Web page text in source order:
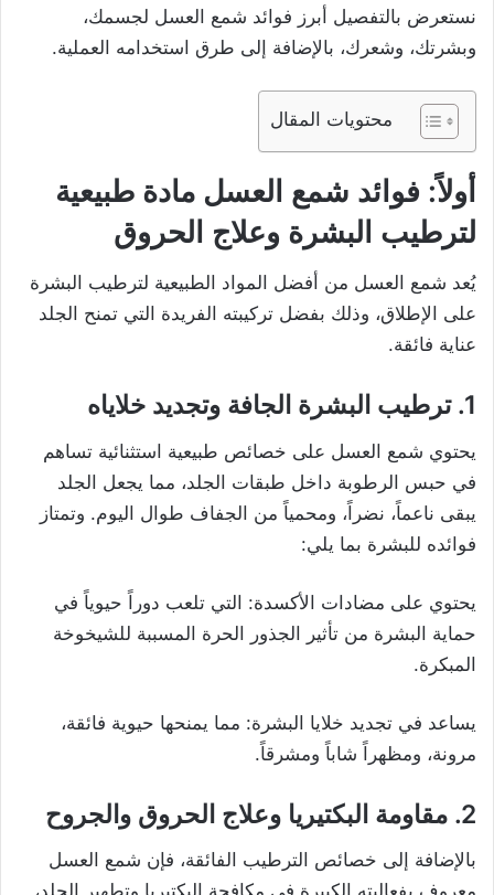
نستعرض بالتفصيل أبرز فوائد شمع العسل لجسمك،
وبشرتك، وشعرك، بالإضافة إلى طرق استخدامه العملية.
محتويات المقال
أولاً: فوائد شمع العسل مادة طبيعية
لترطيب البشرة وعلاج الحروق
يُعد شمع العسل من أفضل المواد الطبيعية لترطيب البشرة
على الإطلاق، وذلك بفضل تركيبته الفريدة التي تمنح الجلد
عناية فائقة.
1. ترطيب البشرة الجافة وتجديد خلاياه
يحتوي شمع العسل على خصائص طبيعية استثنائية تساهم
في حبس الرطوبة داخل طبقات الجلد، مما يجعل الجلد
يبقى ناعماً، نضراً، ومحمياً من الجفاف طوال اليوم. وتمتاز
فوائده للبشرة بما يلي:
يحتوي على مضادات الأكسدة: التي تلعب دوراً حيوياً في
حماية البشرة من تأثير الجذور الحرة المسببة للشيخوخة
المبكرة.
يساعد في تجديد خلايا البشرة: مما يمنحها حيوية فائقة،
مرونة، ومظهراً شاباً ومشرقاً.
2. مقاومة البكتيريا وعلاج الحروق والجروح
بالإضافة إلى خصائص الترطيب الفائقة، فإن شمع العسل